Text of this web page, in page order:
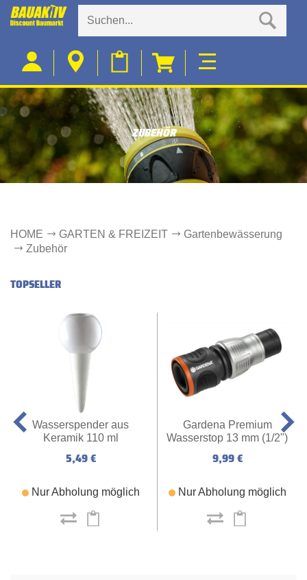
ZUBEHÖR
HOME GARTEN & FREIZEIT
Gartenbewässerung
Zubehör
TOPSELLER
Wasserspender aus
Keramik 110 ml
5,49 €
Nur Abholung möglich
Gardena Premium
Wasserstop 13 mm (1/2")
9,99 €
Nur Abholung möglich